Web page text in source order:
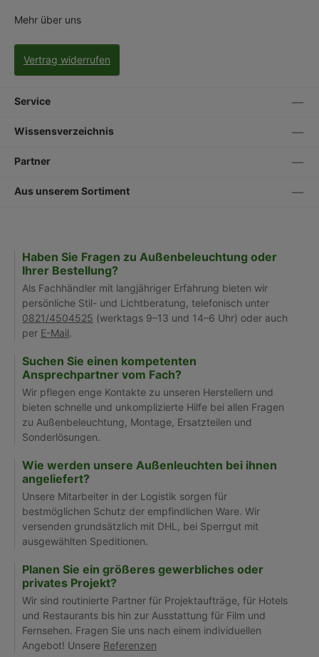
Mehr über uns
Vertrag widerrufen
Service
Wissensverzeichnis
Partner
Aus unserem Sortiment
Haben Sie Fragen zu Außenbeleuchtung oder
Ihrer Bestellung?
Als Fachhändler mit langjähriger Erfahrung bieten wir
persönliche Stil- und Lichtberatung, telefonisch unter
0821/4504525 (werktags 9–13 und 14–6 Uhr) oder auch
per E-Mail.
Suchen Sie einen kompetenten
Ansprechpartner vom Fach?
Wir pflegen enge Kontakte zu unseren Herstellern und
bieten schnelle und unkomplizierte Hilfe bei allen Fragen
zu Außenbeleuchtung, Montage, Ersatzteilen und
Sonderlösungen.
Wie werden unsere Außenleuchten bei ihnen
angeliefert?
Unsere Mitarbeiter in der Logistik sorgen für
bestmöglichen Schutz der empfindlichen Ware. Wir
versenden grundsätzlich mit DHL, bei Sperrgut mit
ausgewählten Speditionen.
Planen Sie ein größeres gewerbliches oder
privates Projekt?
Wir sind routinierte Partner für Projektaufträge, für Hotels
und Restaurants bis hin zur Ausstattung für Film und
Fernsehen. Fragen Sie uns nach einem individuellen
Angebot! Unsere Referenzen